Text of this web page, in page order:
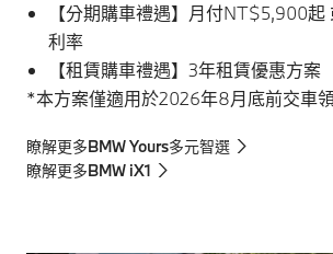
【分期購車禮遇】月付NT$5,900
利率
【租賃購車禮遇】3年租賃優惠方案
*本方案僅適用於2026年8月底前交車
瞭解更多BMW Yours多元智選
瞭解更多BMW iX1